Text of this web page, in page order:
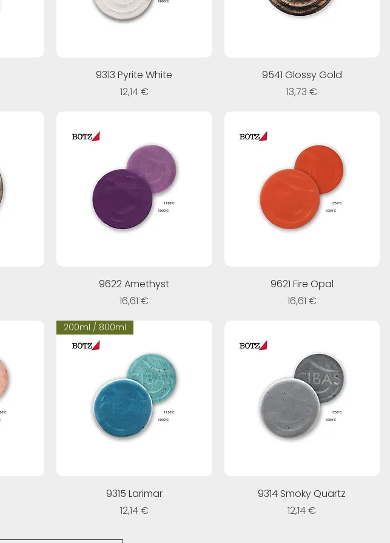
9313 Pyrite White
Prezzo
12,14 €
9541 Glossy Gold
Prezzo
13,73 €
9622 Amethyst
Prezzo
16,61 €
9621 Fire Opal
Prezzo
16,61 €
200ml / 800ml
9315 Larimar
Prezzo
12,14 €
9314 Smoky Quartz
Prezzo
12,14 €